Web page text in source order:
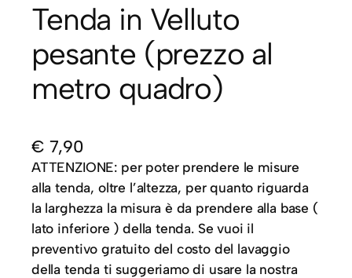
Tenda in Velluto
pesante (prezzo al
metro quadro)
€ 7,90
ATTENZIONE: per poter prendere le misure
alla tenda, oltre l’altezza, per quanto riguarda
la larghezza la misura è da prendere alla base (
lato inferiore ) della tenda. Se vuoi il
preventivo gratuito del costo del lavaggio
della tenda ti suggeriamo di usare la nostra